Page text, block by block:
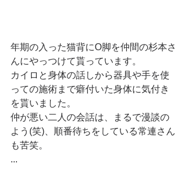
年期の入った猫背にO脚を仲間の杉本さ
んにやっつけて貰っています。
カイロと身体の話しから器具や手を使
っての施術まで癖付いた身体に気付き
を貰いました。
仲が悪い二人の会話は、まるで漫談の
よう(笑)、順番待ちをしている常連さん
も苦笑。
...